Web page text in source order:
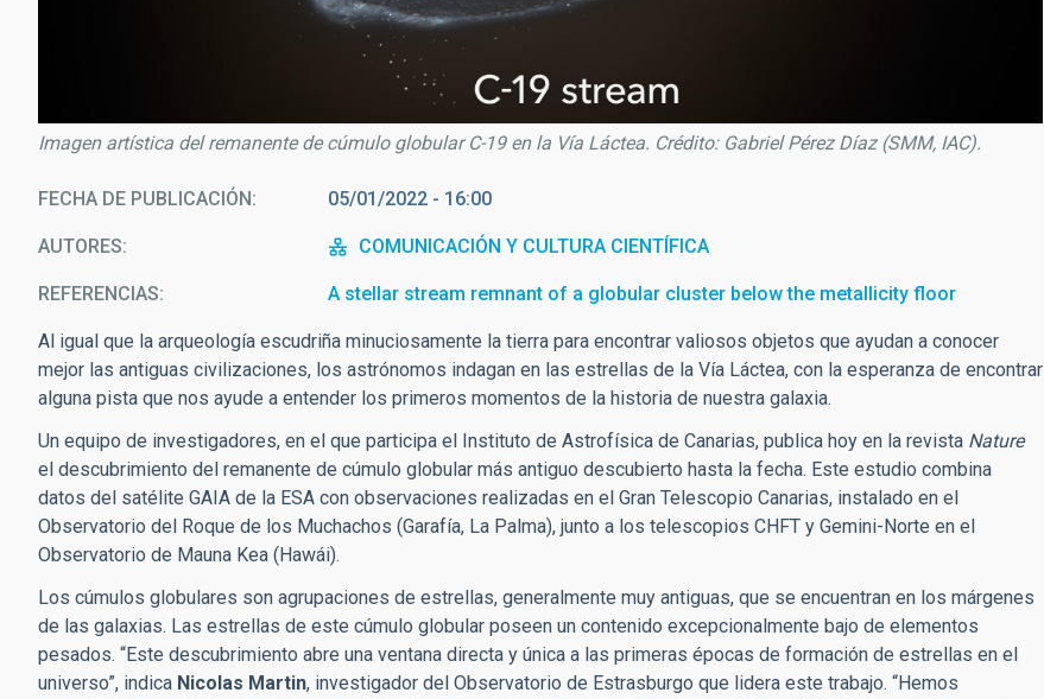
Imagen artística del remanente de cúmulo globular C-19 en la Vía Láctea. Crédito: Gabriel Pérez Díaz (SMM, IAC).
FECHA DE PUBLICACIÓN 05/01/2022 - 16:00
AUTORES COMUNICACIÓN Y CULTURA CIENTÍFICA
REFERENCIAS A stellar stream remnant of a globular cluster below the metallicity floor
Al igual que la arqueología escudriña minuciosamente la tierra para encontrar valiosos objetos que ayudan a conocer
mejor las antiguas civilizaciones, los astrónomos indagan en las estrellas de la Vía Láctea, con la esperanza de encontrar
alguna pista que nos ayude a entender los primeros momentos de la historia de nuestra galaxia.
Un equipo de investigadores, en el que participa el Instituto de Astrofísica de Canarias, publica hoy en la revista Nature
el descubrimiento del remanente de cúmulo globular más antiguo descubierto hasta la fecha. Este estudio combina
datos del satélite GAIA de la ESA con observaciones realizadas en el Gran Telescopio Canarias, instalado en el
Observatorio del Roque de los Muchachos (Garafía, La Palma), junto a los telescopios CHFT y Gemini-Norte en el
Observatorio de Mauna Kea (Hawái).
Los cúmulos globulares son agrupaciones de estrellas, generalmente muy antiguas, que se encuentran en los márgenes
de las galaxias. Las estrellas de este cúmulo globular poseen un contenido excepcionalmente bajo de elementos
pesados. “Este descubrimiento abre una ventana directa y única a las primeras épocas de formación de estrellas en el
universo”, indica Nicolas Martin, investigador del Observatorio de Estrasburgo que lidera este trabajo. “Hemos